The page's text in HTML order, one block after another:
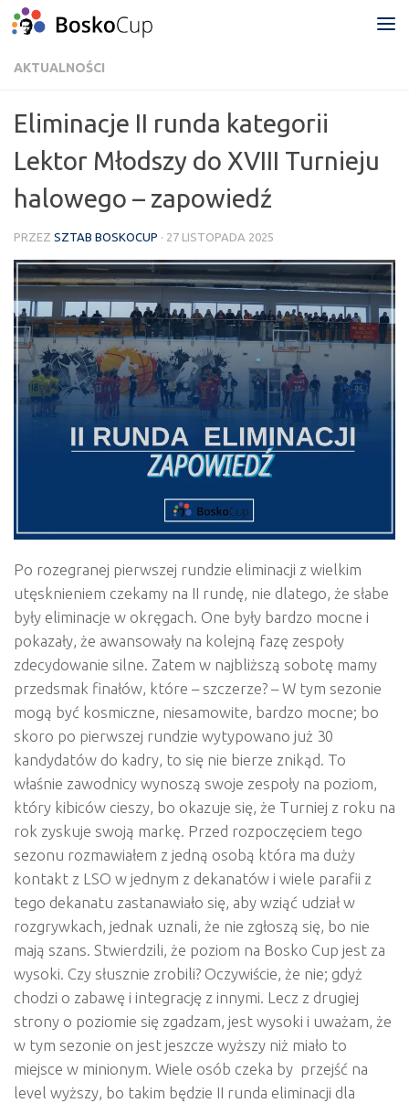
Przejdź do treści
AKTUALNOŚCI
Eliminacje II runda kategorii
Lektor Młodszy do XVIII Turnieju
halowego – zapowiedź
PRZEZ SZTAB BOSKOCUP · 27 LISTOPADA 2025
Po rozegranej pierwszej rundzie eliminacji z wielkim
utęsknieniem czekamy na II rundę, nie dlatego, że słabe
były eliminacje w okręgach. One były bardzo mocne i
pokazały, że awansowały na kolejną fazę zespoły
zdecydowanie silne. Zatem w najbliższą sobotę mamy
przedsmak finałów, które – szczerze? – W tym sezonie
mogą być kosmiczne, niesamowite, bardzo mocne; bo
skoro po pierwszej rundzie wytypowano już 30
kandydatów do kadry, to się nie bierze znikąd. To
właśnie zawodnicy wynoszą swoje zespoły na poziom,
który kibiców cieszy, bo okazuje się, że Turniej z roku na
rok zyskuje swoją markę. Przed rozpoczęciem tego
sezonu rozmawiałem z jedną osobą która ma duży
kontakt z LSO w jednym z dekanatów i wiele parafii z
tego dekanatu zastanawiało się, aby wziąć udział w
rozgrywkach, jednak uznali, że nie zgłoszą się, bo nie
mają szans. Stwierdzili, że poziom na Bosko Cup jest za
wysoki. Czy słusznie zrobili? Oczywiście, że nie; gdyż
chodzi o zabawę i integrację z innymi. Lecz z drugiej
strony o poziomie się zgadzam, jest wysoki i uważam, że
w tym sezonie on jest jeszcze wyższy niż miało to
miejsce w minionym. Wiele osób czeka by przejść na
level wyższy, bo takim będzie II runda eliminacji dla